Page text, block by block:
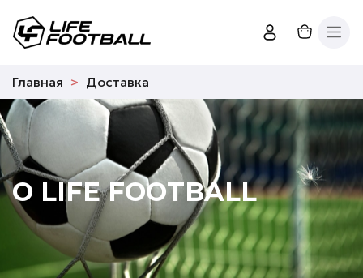
Главная Доставка
О LIFE FOOTBALL